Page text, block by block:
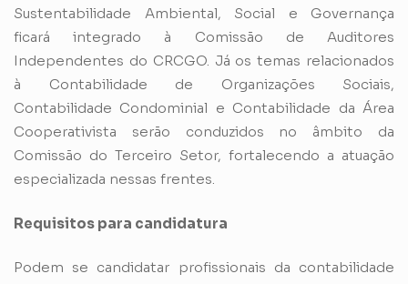
Sustentabilidade Ambiental, Social e Governança
ficará integrado à Comissão de Auditores
Independentes do CRCGO. Já os temas relacionados
à Contabilidade de Organizações Sociais,
Contabilidade Condominial e Contabilidade da Área
Cooperativista serão conduzidos no âmbito da
Comissão do Terceiro Setor, fortalecendo a atuação
especializada nessas frentes.
Requisitos para candidatura
Podem se candidatar profissionais da contabilidade